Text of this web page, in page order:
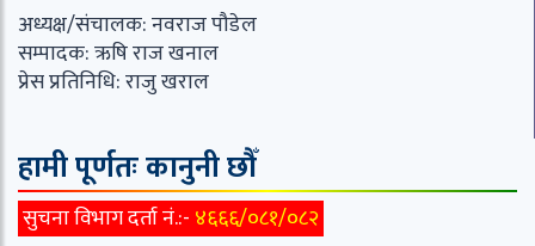
अध्यक्ष/संचालक: नवराज पौडेल
सम्पादक: ऋषि राज खनाल
प्रेस प्रतिनिधि: राजु खराल
हामी पूर्णतः कानुनी छौँ
सुचना विभाग दर्ता नं.:- ४६६६/०८१/०८२